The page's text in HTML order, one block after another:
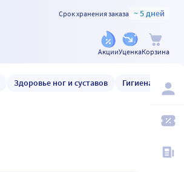
Срок хранения заказа ~ 5 дней
АкцииУценкаКорзина
Здоровье ног и суставов Гигиена и уход